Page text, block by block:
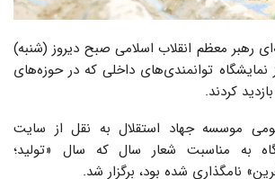
رهبر معظم انقلاب اسلامی صبح دیروز (شنبه)
توانمندی‌های داخلی که در حوزه‌های
کردند.
موسسه جهاد استقلال به نقل از سایت
به مناسبت شعار سال که سال «تولید؛
نامگذاری شده بود، برگزار شد.